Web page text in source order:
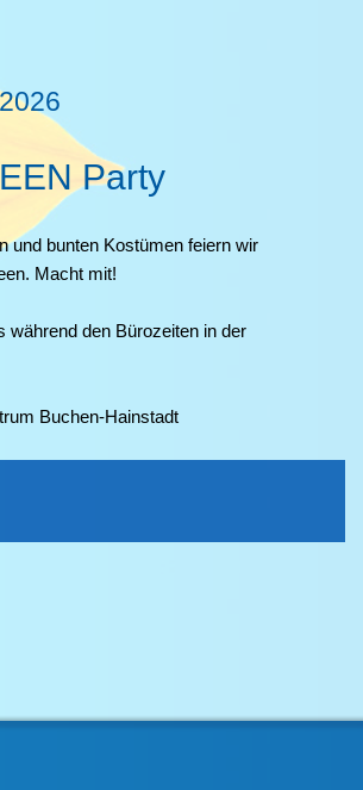
2026
Party
und bunten Kostümen feiern wir
Macht mit!
während den Bürozeiten in der
Buchen-Hainstadt